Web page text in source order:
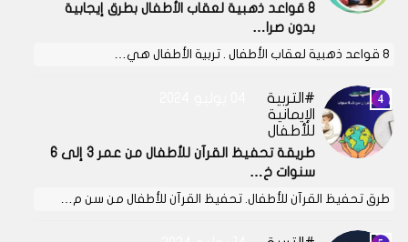
8 قواعد ذهبية لعقاب الأطفال بطرق إيجابية
بدون صرا…
8 قواعد ذهبية لعقاب الأطفال . تربية الأطفال هي…
التربية
الإيمانية
للأطفال
طريقة تحفيظ القرآن للأطفال من عمر 3 إلى 6
سنوات خ…
طرق تحفيظ القرآن للأطفال. تحفيظ القرآن للأطفال من سن م…